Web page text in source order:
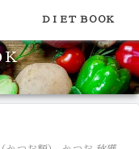
！健康やダイエットに
Ｋ
ＤＩＥＴ ＢＯＯＫ